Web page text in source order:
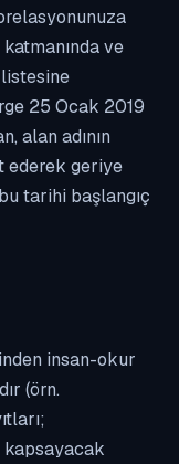
ve
25 Ocak 2019
alan adının
ederek geriye
tarihi başlangıç
insan-okur
(örn.
kapsayacak